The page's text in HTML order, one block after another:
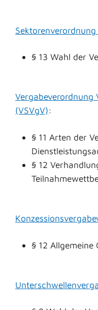
Sektorenverordnung
§ 13 Wahl der
Vergabeverordnung
(VSVgV):
§ 11 Arten der
§ 12
§ 12 Allgemeine